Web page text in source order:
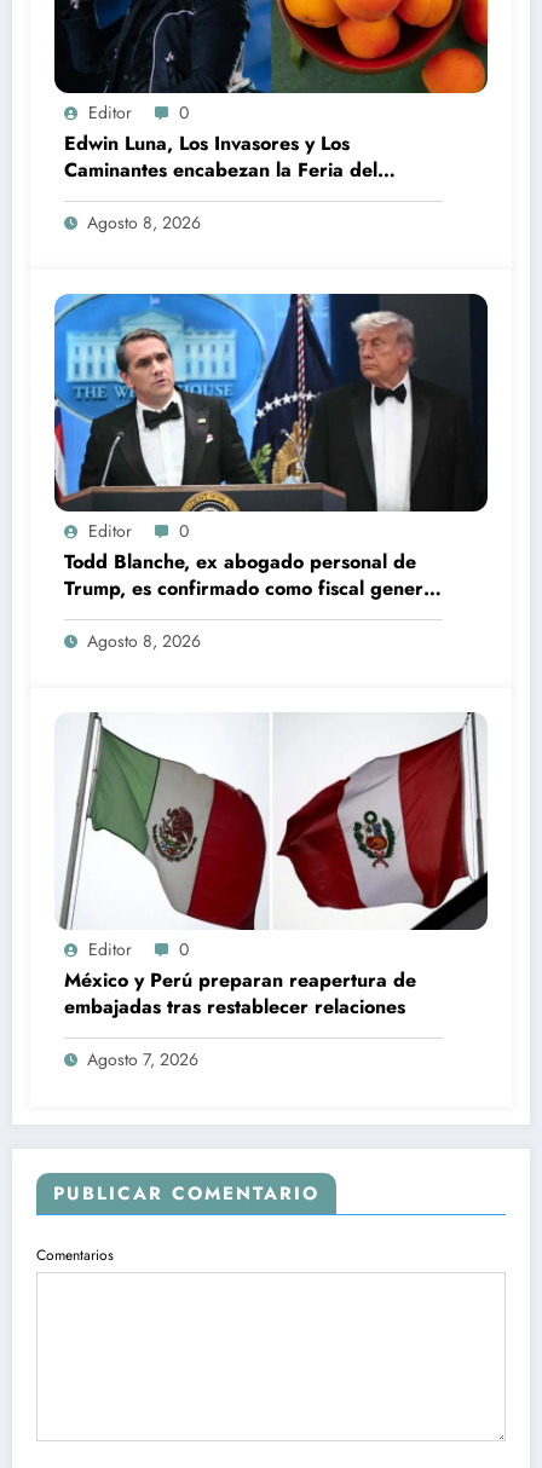
Editor 0
Edwin Luna, Los Invasores y Los
Caminantes encabezan la Feria del
Durazno en Tetela de Ocampo
Agosto 8, 2026
Editor 0
Todd Blanche, ex abogado personal de
Trump, es confirmado como fiscal general
de EU
Agosto 8, 2026
Editor 0
México y Perú preparan reapertura de
embajadas tras restablecer relaciones
Agosto 7, 2026
PUBLICAR COMENTARIO
Comentarios